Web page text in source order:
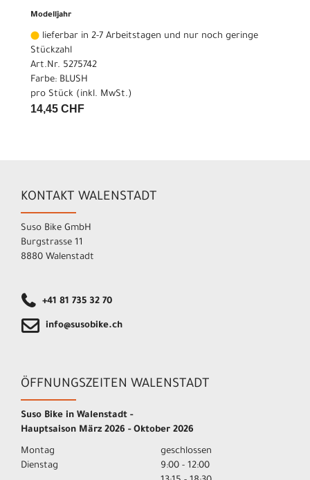
Modelljahr
lieferbar in 2-7 Arbeitstagen und nur noch geringe
Stückzahl
Art.Nr. 5275742
Farbe: BLUSH
pro Stück (inkl. MwSt.)
14,45 CHF
KONTAKT WALENSTADT
Suso Bike GmbH
Burgstrasse 11
8880 Walenstadt
+41 81 735 32 70
info@susobike.ch
ÖFFNUNGSZEITEN WALENSTADT
Suso Bike in Walenstadt -
Hauptsaison März 2026 - Oktober 2026
Montag
geschlossen
Dienstag
9:00 - 12:00